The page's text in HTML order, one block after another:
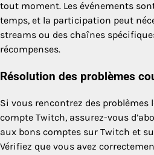
tout moment. Les événements
temps, et la participation peut
streams ou des chaînes
récompenses.
Résolution des problèmes
Si vous rencontrez des problèmes
compte Twitch, assurez-vous
aux bons comptes sur Twitch et
Vérifiez que vous avez